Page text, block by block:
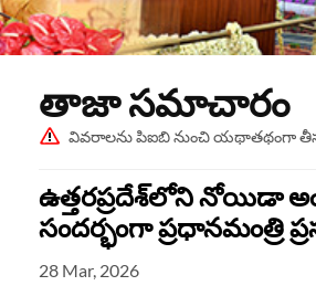
తాజా స‌మాచారం
వివరాలను పిఐబి నుంచి యథాతథంగా
ఉత్తరప్రదేశ్‌లోని నోయిడా
సందర్భంగా ప్రధానమంత్రి
28 Mar, 2026